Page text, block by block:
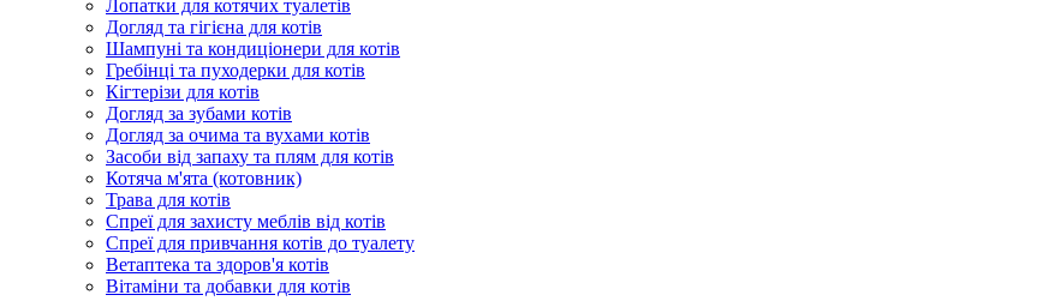
Лопатки для котячих туалетів
Догляд та гігієна для котів
Шампуні та кондиціонери для котів
Гребінці та пуходерки для котів
Кігтерізи для котів
Догляд за зубами котів
Догляд за очима та вухами котів
Засоби від запаху та плям для котів
Котяча м'ята (котовник)
Трава для котів
Спреї для захисту меблів від котів
Спреї для привчання котів до туалету
Ветаптека та здоров'я котів
Вітаміни та добавки для котів